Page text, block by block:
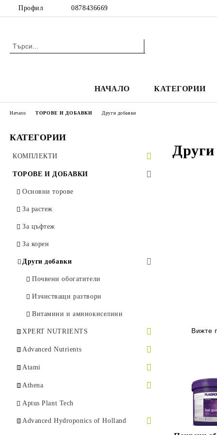
Профил 0878436669
НАЧАЛО КАТЕГОРИИ
КАТЕГОРИИ
КОМПЛЕКТИ
Комплекти за вкореняване
Комплекти гроубоксове
Комплекти вентилация
Комплекти осветление
ТОРОВЕ И ДОБАВКИ
Основни торове
За растеж
За цъфтеж
За корен
Други добавки
Почвени обогатители
Изчистващи разтвори
Витамини и аминокиселини
XPERT NUTRIENTS
Основни торове
За корен
Стимулатори на цъфтеж
Други добавки
PH регулатори
Advanced Nutrients
За корен
Основни торове
ОТГЛЕЖДАНЕ В КОКОС
Стимулатори на растеж
Цъфтежни стимулатори
Atami
За корен
Основни торове
ОТГЛЕЖДАНЕ В ПОЧВА
Стимулатори на растеж и цъфтеж
Athena
Pro Line
Blended Line
Aptus Plant Tech
Advanced Hydroponics of Holland
Начало ТОРОВЕ И ДОБАВКИ Други добавки
Други
Вижте